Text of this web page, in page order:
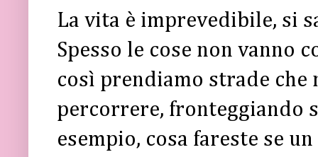
La vita è imprevedibile, si
Spesso le cose non vanno
così prendiamo strade che
percorrere, fronteggiando
esempio, cosa fareste se